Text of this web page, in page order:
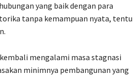
yang baik dengan para
tanpa kemampuan nyata, tentu
mengalami masa stagnasi
minimnya pembangunan yang